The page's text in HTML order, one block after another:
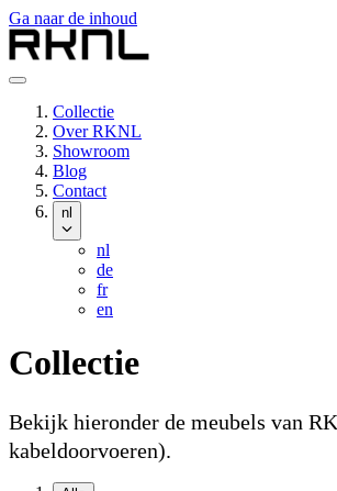
Ga naar de inhoud
Collectie
Over RKNL
Showroom
Blog
Contact
nl
nl
de
fr
en
Collectie
Bekijk hieronder de meubels van
kabeldoorvoeren).